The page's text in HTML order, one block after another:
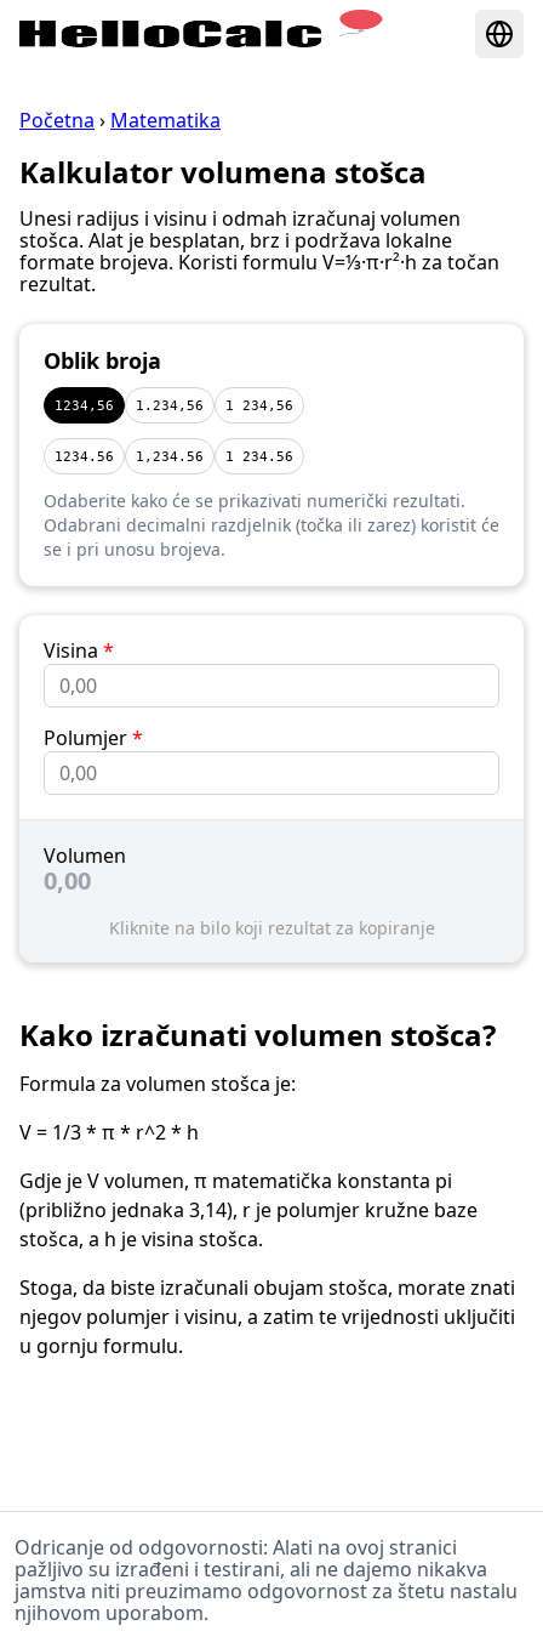
Početna › Matematika
Kalkulator volumena stošca
Unesi radijus i visinu i odmah izračunaj volumen
stošca. Alat je besplatan, brz i podržava lokalne
formate brojeva. Koristi formulu V=⅓·π·r²·h za točan
rezultat.
Oblik broja
1234,56 1.234,56 1 234,56
1234.56 1,234.56 1 234.56
Odaberite kako će se prikazivati numerički rezultati.
Odabrani decimalni razdjelnik (točka ili zarez) koristit će
se i pri unosu brojeva.
Visina *
Polumjer*
Volumen
0,00
Kliknite na bilo koji rezultat za kopiranje
Kako izračunati volumen stošca?
Formula za volumen stošca je:
V = 1/3 * π * r^2 * h
Gdje je V volumen, π matematička konstanta pi
(približno jednaka 3,14), r je polumjer kružne baze
stošca, a h je visina stošca.
Stoga, da biste izračunali obujam stošca, morate znati
njegov polumjer i visinu, a zatim te vrijednosti uključiti
u gornju formulu.
Odricanje od odgovornosti: Alati na ovoj stranici
pažljivo su izrađeni i testirani, ali ne dajemo nikakva
jamstva niti preuzimamo odgovornost za štetu nastalu
njihovom uporabom.